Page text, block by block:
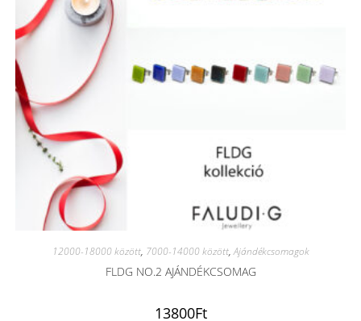
12000-18000 között, 7000-14000 között,Ajándékcsomagok
FLDG NO.2 AJÁNDÉKCSOMAG
13800Ft